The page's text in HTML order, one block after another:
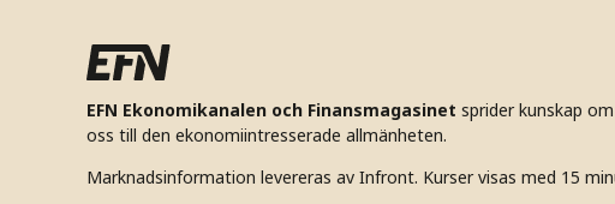
EFN Ekonomikanalen och Finansmagasinet sprider kunskap
oss till den ekonomiintresserade allmänheten.
Marknadsinformation levereras av Infront. Kurser visas med 15